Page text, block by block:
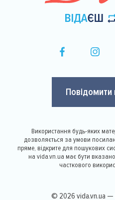
Повідомити
Використання будь-яких
дозволяється за умови
пряме, відкрите для пошукових
на vida.vn.ua має бути
часткового
© 2026 vida.vn.ua